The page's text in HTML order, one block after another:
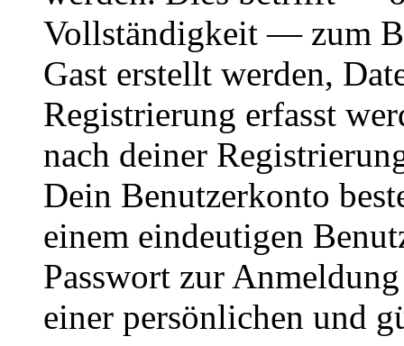
Vollständigkeit — zum
Gast erstellt werden,
Registrierung erfasst
nach deiner
Dein Benutzerkonto
einem eindeutigen
Passwort zur
einer persönlichen und